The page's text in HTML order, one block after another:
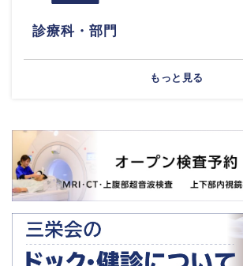
診療科・部門
もっと見る